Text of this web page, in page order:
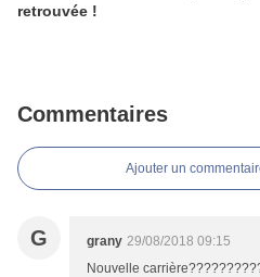
retrouvée !
Commentaires
Ajouter un
G grany 29/08/2018 09:15
Nouvelle